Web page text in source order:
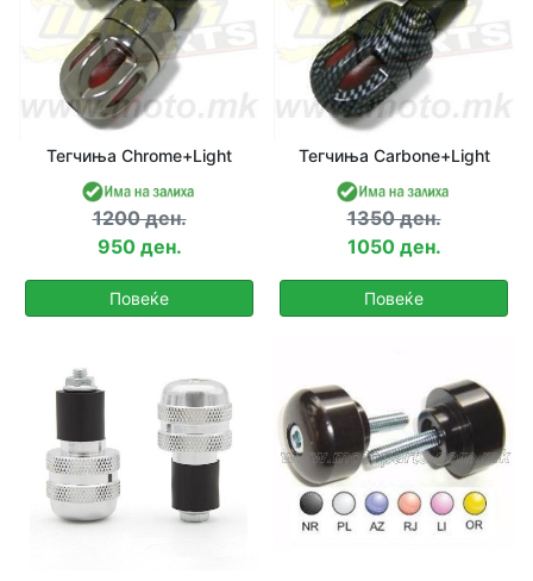
Тегчиња Chrome+Light
1200 ден.
950 ден.
Повеќе
Тегчиња Carbone+Light
1350 ден.
1050 ден.
Повеќе